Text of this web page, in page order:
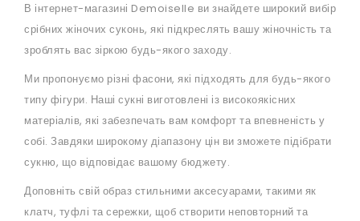
В інтернет-магазині Demoiselle ви знайдете широкий вибір
срібних жіночих суконь, які підкреслять вашу жіночність та
зроблять вас зіркою будь-якого заходу.
Ми пропонуємо різні фасони, які підходять для будь-якого
типу фігури. Наші сукні виготовлені із високоякісних
матеріалів, які забезпечать вам комфорт та впевненість у
собі. Завдяки широкому діапазону цін ви зможете підібрати
сукню, що відповідає вашому бюджету.
Доповніть свій образ стильними аксесуарами, такими як
клатч, туфлі та сережки, щоб створити неповторний та